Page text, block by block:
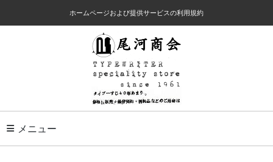
ホームページおよび提供サービスの利用規約
Toggle Navigation
メニュー